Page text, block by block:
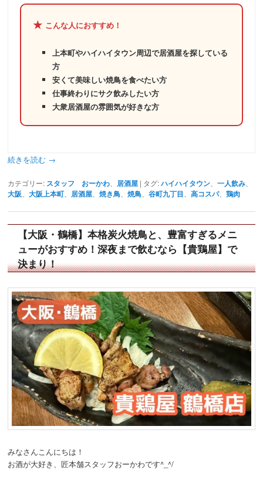
★ こんな人におすすめ！
上本町やハイハイタウン周辺で居酒屋を探している
方
安くて美味しい焼鳥を食べたい方
仕事終わりにサク飲みしたい方
大衆居酒屋の雰囲気が好きな方
続きを読む →
カテゴリー: スタッフ おーかわ 居酒屋 | タグ: ハイハイタウン 、一人飲み
大阪 、大阪上本町、 居酒屋 、焼き鳥 、焼鳥 、谷町九丁目 、高コスパ、鶏肉
【大阪・鶴橋】本格炭火焼鳥と、豊富すぎるメニ
ューがおすすめ！深夜まで飲むなら【貴鶏屋】で
決まり！
みなさんこんにちは！
お酒が大好き、匠本舗スタッフおーかわです^_^/